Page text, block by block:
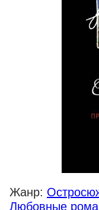
Жанр:
Любовные